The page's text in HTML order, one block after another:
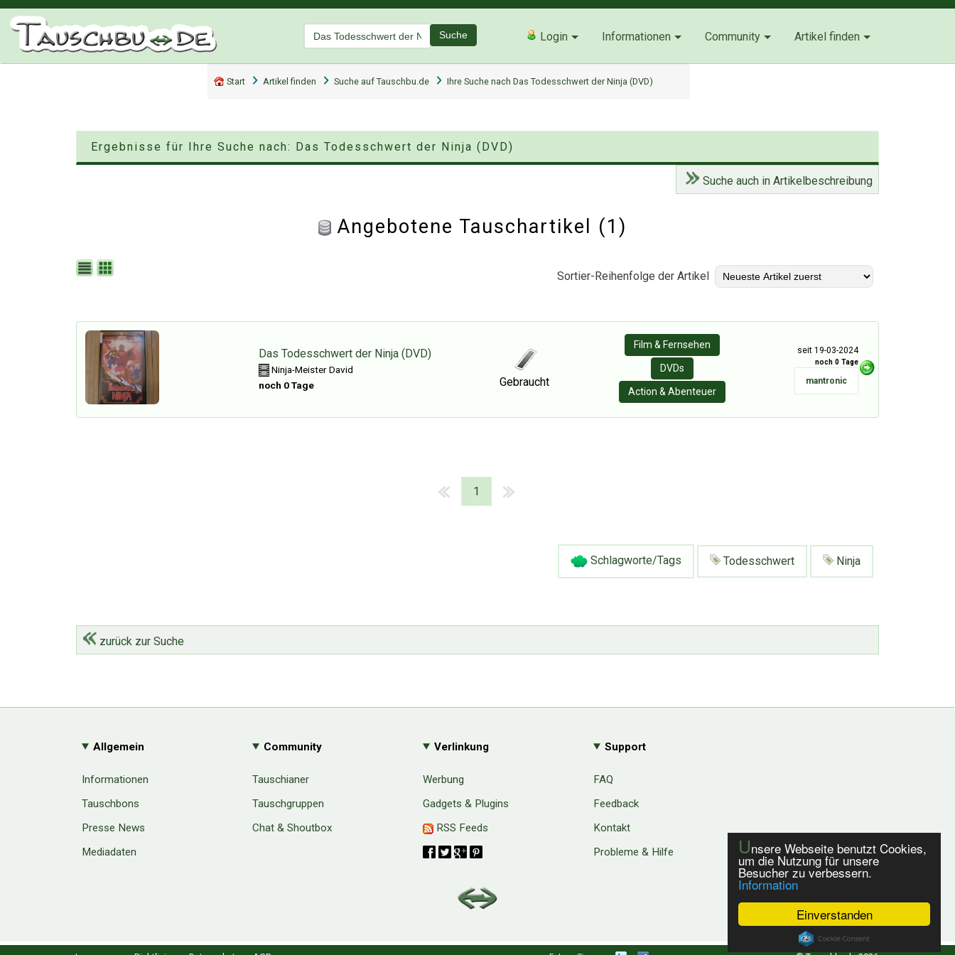
Einverstanden
Unsere Webseite benutzt Cookies,
um die Nutzung für unsere
Besucher zu verbessern.
Information
Suche Login Informationen Community Artikel finden
Start Artikel finden Suche auf Tauschbu.de Ihre Suche nach Das Todesschwert der Ninja (DVD)
Ergebnisse für Ihre Suche nach: Das Todesschwert der Ninja (DVD)
Suche auch in Artikelbeschreibung
Angebotene Tauschartikel (1)
Sortier-Reihenfolge der Artikel
Das Todesschwert der Ninja (DVD)
Ninja-Meister David
noch 0 Tage
Gebraucht
Film & Fernsehen
DVDs
Action & Abenteuer
seit 19-03-2024
noch 0 Tage
mantronic
1
Schlagworte/Tags Todesschwert Ninja
zurück zur Suche
Allgemein
Informationen
Tauschbons
Presse News
Mediadaten
Community
Tauschianer
Tauschgruppen
Chat & Shoutbox
Verlinkung
Werbung
Gadgets & Plugins
RSS Feeds
Support
FAQ
Feedback
Kontakt
Probleme & Hilfe